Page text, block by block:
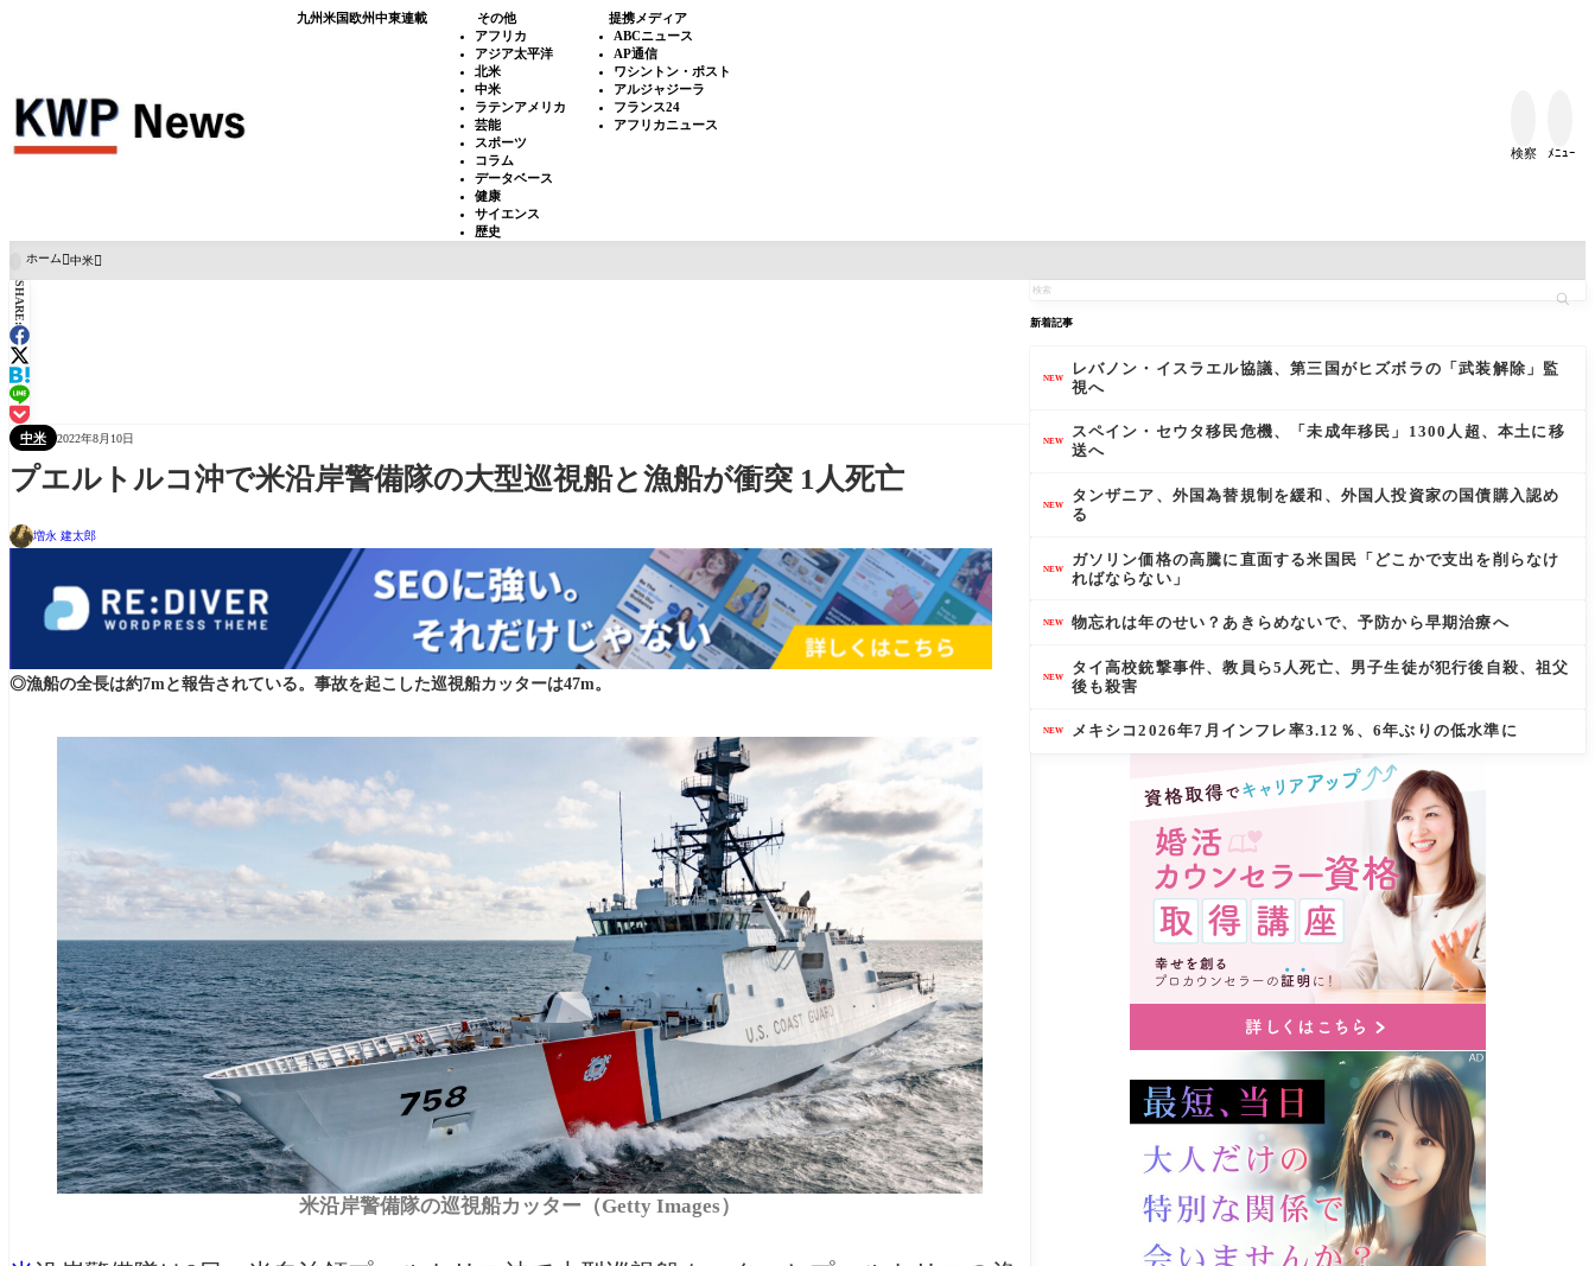
九州米国欧州中東連載
その他
アフリカ
アジア太平洋
北米
中米
ラテンアメリカ
芸能
スポーツ
コラム
データベース
健康
サイエンス
歴史
提携メディア
ABCニュース
AP通信
ワシントン・ポスト
アルジャジーラ
フランス24
アフリカニュース
検察 ﾒﾆｭｰ
ホーム 中米
SHARE:
中米 2022年8月10日
プエルトルコ沖で米沿岸警備隊の大型巡視船と漁船が衝突 1人死亡
増永 建太郎
◎漁船の全長は約7mと報告されている。事故を起こした巡視船カッターは47m。
米沿岸警備隊の巡視船カッター（Getty Images）
新着記事
NEW
レバノン・イスラエル協議、第三国がヒズボラの「武装解除」監
視へ
NEW
スペイン・セウタ移民危機、「未成年移民」1300人超、本土に移
送へ
NEW
タンザニア、外国為替規制を緩和、外国人投資家の国債購入認め
る
NEW
ガソリン価格の高騰に直面する米国民「どこかで支出を削らなけ
ればならない」
NEW 物忘れは年のせい？あきらめないで、予防から早期治療へ
NEW
タイ高校銃撃事件、教員ら5人死亡、男子生徒が犯行後自殺、祖父
後も殺害
NEW メキシコ2026年7月インフレ率3.12％、6年ぶりの低水準に